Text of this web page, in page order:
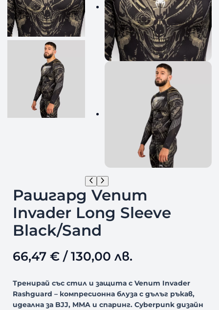
Рашгард Venum
Invader Long Sleeve
Black/Sand
66,47 €/ 130,00 лв.
Тренирай със стил и защита с Venum Invader
Rashguard – компресионна блуза с дълъг ръкав,
идеална за BJJ, MMA и спаринг. Cyberpunk дизайн